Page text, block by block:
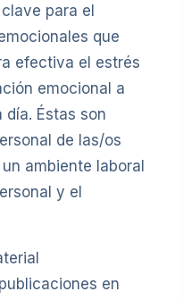
para el
que
efectiva el estrés
emocional a
día. Éstas son
de las/os
ambiente laboral
y el
en